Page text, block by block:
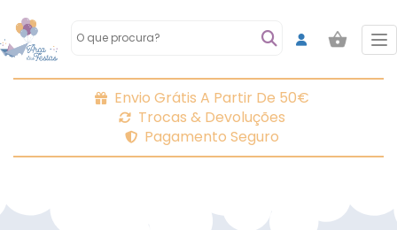
Envio Grátis A Partir De 50€
Trocas & Devoluções
Pagamento Seguro